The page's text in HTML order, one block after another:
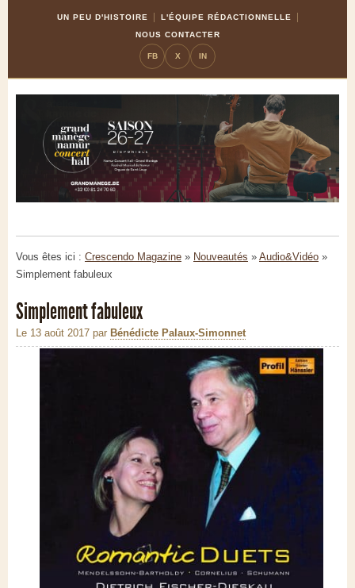
UN PEU D'HISTOIRE
L'ÉQUIPE RÉDACTIONNELLE
NOUS CONTACTER
FB X IN
Vous êtes ici : Crescendo Magazine » Nouveautés » Audio&Vidéo »
Simplement fabuleux
Simplement fabuleux
Le 13 août 2017 par Bénédicte Palaux-Simonnet